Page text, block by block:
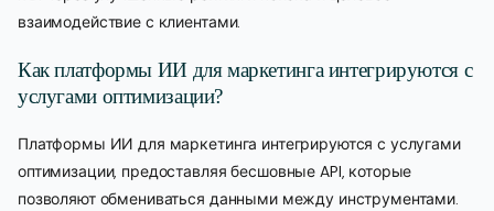
взаимодействие с клиентами.
Как платформы ИИ для маркетинга интегрируются с
услугами оптимизации?
Платформы ИИ для маркетинга интегрируются с услугами
оптимизации, предоставляя бесшовные API, которые
позволяют обмениваться данными между инструментами.